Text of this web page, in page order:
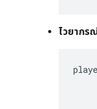
ไวยากร